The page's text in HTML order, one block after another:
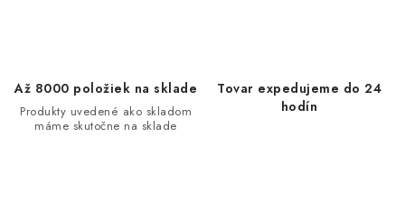
d
Až 8000 položiek na sklade
Produkty uvedené ako skladom
máme skutočne na sklade
Tovar expedujeme do 24
hodín